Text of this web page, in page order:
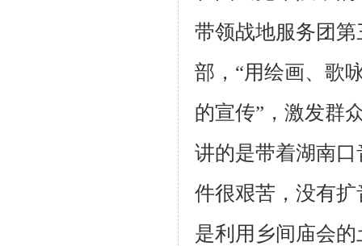
带领战地服务团
部，“用绘画、歌
的宣传”，激发群
讲的是带着湖南
件很艰苦，没有
是利用乡间庙会